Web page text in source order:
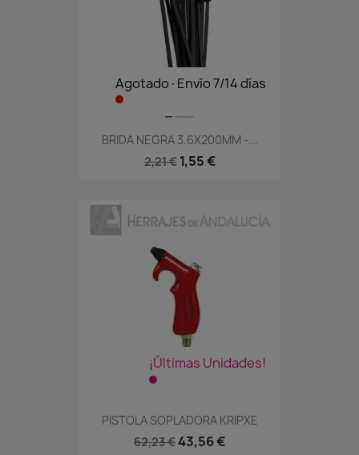
Agotado·Envío 7/14 días
BRIDA NEGRA 3.6X200MM -...
2,21 € 1,55 €
¡Últimas Unidades!
PISTOLA SOPLADORA KRIPXE
62,23 € 43,56 €